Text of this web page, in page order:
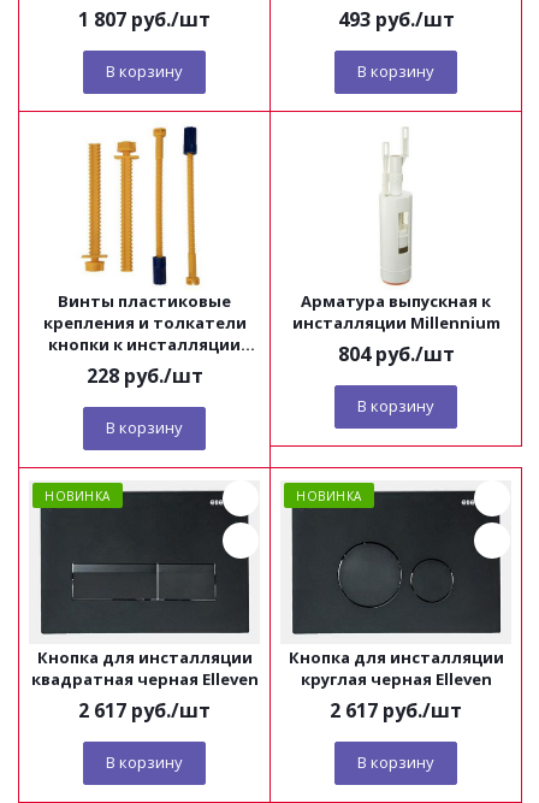
1 807 руб./шт
В корзину
493руб./шт
В корзину
Винты пластиковые
крепления и толкатели
кнопки к инсталляции
Millennium
228руб./шт
В корзину
Арматура выпускная к
инсталляции Millennium
804руб./шт
В корзину
НОВИНКА
Кнопка для инсталляции
квадратная черная Elleven
2 617 руб./шт
В корзину
НОВИНКА
Кнопка для инсталляции
круглая черная Elleven
2 617 руб./шт
В корзину